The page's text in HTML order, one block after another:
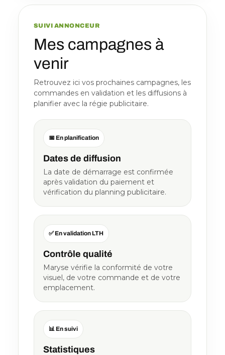
SUIVI ANNONCEUR
Mes campagnes à
venir
Retrouvez ici vos prochaines campagnes, les
commandes en validation et les diffusions à
planifier avec la régie publicitaire.
📅 En planification
Dates de diffusion
La date de démarrage est confirmée
après validation du paiement et
vérification du planning publicitaire.
✅ En validation LTH
Contrôle qualité
Maryse vérifie la conformité de votre
visuel, de votre commande et de votre
emplacement.
📊 En suivi
Statistiques